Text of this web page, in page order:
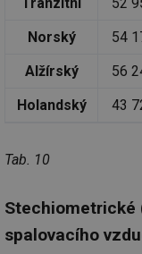
Tranzitní 52
Norský
54
Alžírský
56
Holandský
43
Tab. 10
Stechiometrické
spalovacího